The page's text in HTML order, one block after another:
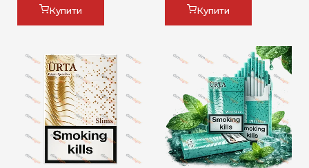
Купити Купити